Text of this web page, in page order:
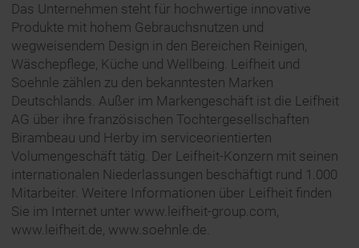
Das Unternehmen steht für hochwertige innovative
Produkte mit hohem Gebrauchsnutzen und
wegweisendem Design in den Bereichen Reinigen,
Wäschepflege, Küche und Wellbeing. Leifheit und
Soehnle zählen zu den bekanntesten Marken
Deutschlands. Außer im Markengeschäft ist die Leifheit
AG über ihre französischen Tochtergesellschaften
Birambeau und Herby im serviceorientierten
Volumengeschäft tätig. Der Leifheit-Konzern mit seinen
internationalen Niederlassungen beschäftigt rund 1.000
Mitarbeiter. Weitere Informationen über Leifheit finden
Sie im Internet unter www.leifheit-group.com,
www.leifheit.de, www.soehnle.de.